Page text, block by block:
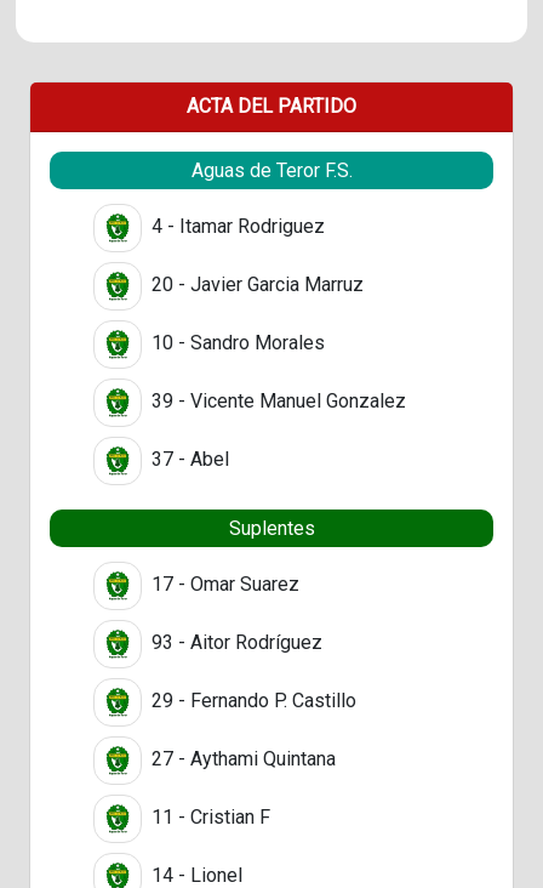
ACTA DEL PARTIDO
Aguas de Teror F.S.
4 - Itamar Rodriguez
20 - Javier Garcia Marruz
10 - Sandro Morales
39 - Vicente Manuel Gonzalez
37 - Abel
Suplentes
17 - Omar Suarez
93 - Aitor Rodríguez
29 - Fernando P. Castillo
27 - Aythami Quintana
11 - Cristian F
14 - Lionel